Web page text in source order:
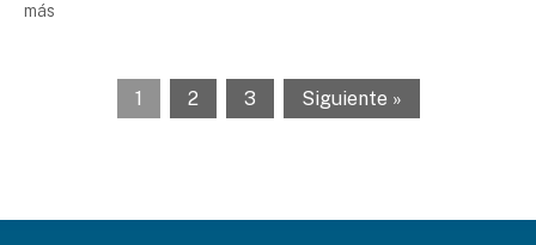
más
1 2 3 Siguiente »